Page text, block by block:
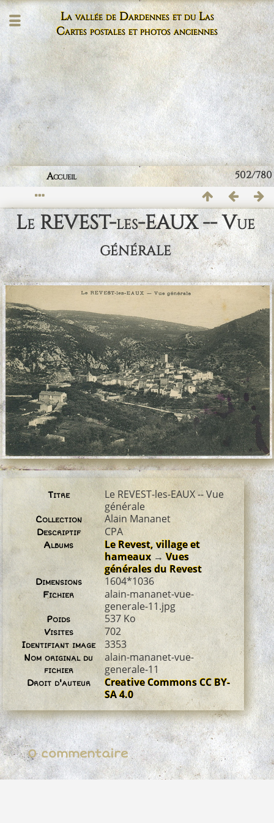
La vallée de Dardennes et du Las
Cartes postales et photos anciennes
502/780
Accueil
Le REVEST-les-EAUX -- Vue
générale
Titre
Le REVEST-les-EAUX -- Vue
générale
Collection Alain Mananet
Descriptif CPA
Albums
Le Revest, village et
hameaux→Vues
générales du Revest
Dimensions 1604*1036
Fichier
alain-mananet-vue-
generale-11.jpg
Poids 537 Ko
Visites 702
Identifiant image 3353
Nom original du
fichier
alain-mananet-vue-
generale-11
Droit d'auteur
Creative Commons CC BY-
SA 4.0
0 commentaire